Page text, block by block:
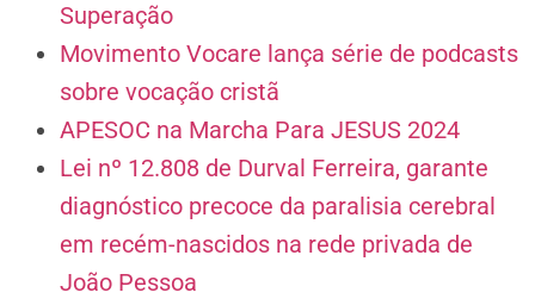
Superação
Movimento Vocare lança série de podcasts
sobre vocação cristã
APESOC na Marcha Para JESUS 2024
Lei nº 12.808 de Durval Ferreira, garante
diagnóstico precoce da paralisia cerebral
em recém-nascidos na rede privada de
João Pessoa